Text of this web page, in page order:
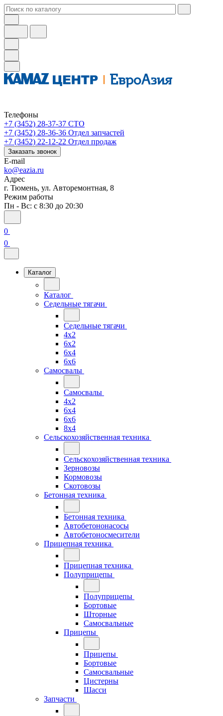
Телефоны
+7 (3452) 28-37-37 СТО
+7 (3452) 28-36-36 Отдел запчастей
+7 (3452) 22-12-22 Отдел продаж
Заказать звонок
E-mail
ko@eazia.ru
Адрес
г. Тюмень, ул. Авторемонтная, 8
Режим работы
Пн - Вс: с 8:30 до 20:30
0
0
Каталог
Каталог
Седельные тягачи
Седельные тягачи
4x2
6x2
6x4
6x6
Самосвалы
Самосвалы
4x2
6x4
6x6
8x4
Сельскохозяйственная техника
Сельскохозяйственная техника
Зерновозы
Кормовозы
Скотовозы
Бетонная техника
Бетонная техника
Автобетононасосы
Автобетоносмесители
Прицепная техника
Прицепная техника
Полуприцепы
Полуприцепы
Бортовые
Шторные
Самосвальные
Прицепы
Прицепы
Бортовые
Самосвальные
Цистерны
Шасси
Запчасти